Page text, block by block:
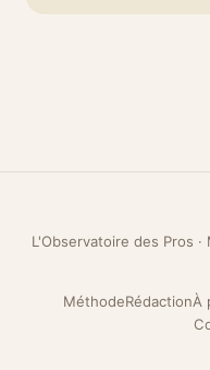
L'Observatoire des Pros
MéthodeRédactionÀ